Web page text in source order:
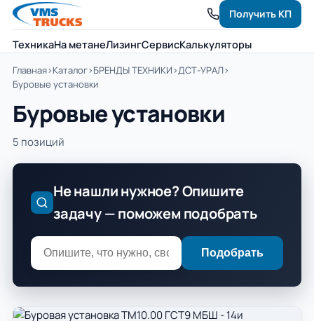
ТехникаНа метанеЛизингСервисКалькуляторы
Получить КП
Главная›Каталог›БРЕНДЫ ТЕХНИКИ›ДСТ-УРАЛ›
Буровые установки
Буровые установки
5 позиций
Не нашли нужное? Опишите
задачу — поможем подобрать
Подобрать